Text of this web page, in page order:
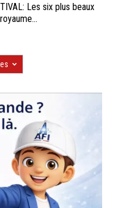
Les six plus beaux